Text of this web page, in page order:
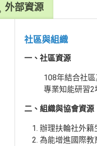
外部資源
社區與組織
一、社區資源
108年結合社
專業知能研習2
二、組織與協會資源
辦理扶輪社外籍
為能增進國際教